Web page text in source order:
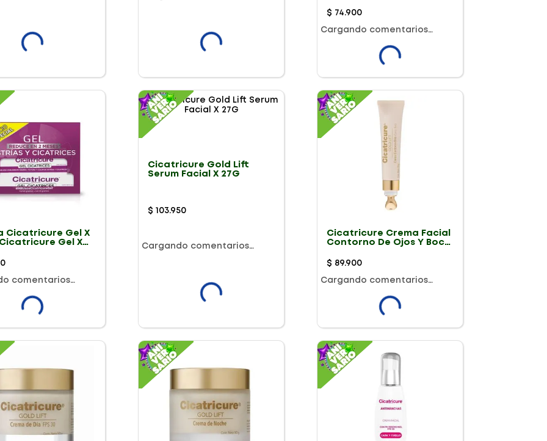
$ 74.900
Cargando comentarios…
Cicatricure Gel X
Gel X
comentarios…
Cicatricure Gold Lift
Serum Facial X 27G
$ 103.950
Cargando comentarios…
Cicatricure Crema Facial
Contorno De Ojos Y Boca
Gold Lift 15Ml
$ 89.900
Cargando comentarios…